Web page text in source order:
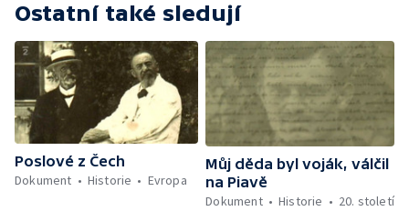
Ostatní také sledují
Poslové z Čech
Dokument
Historie Evropa
Můj děda byl voják, válčil
na Piavě
Dokument
Historie 20. století